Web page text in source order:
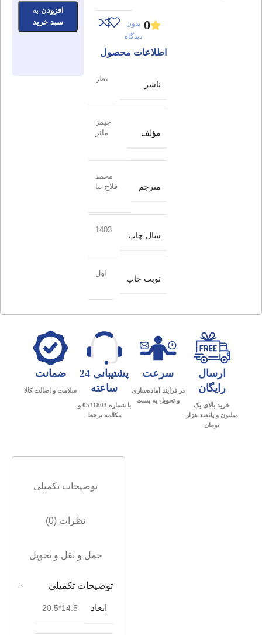
0 بدون
دیدگاه
اطلاعات محصول
ناشر
نظر
مؤلف
جیمز
مائر
مترجم
محمد
فلاح نیا
سال چاپ
1403
نوبت چاپ
اول
افزودن به
سبد خرید
ارسال
رایگان
خرید بالای یک
میلیون و پانصد هزار
تومان
سرعت
در فرآیند آماده‌سازی
و تحویل به پست
پشتیبانی 24
ساعته
با شماره 0511803 و
مکالمه برخط
ضمانت
سلامت و اصالت کالا
توضیحات تکمیلی
نظرات (0)
حمل و نقل و تحویل
توضیحات تکمیلی
ابعاد 14.5*20.5